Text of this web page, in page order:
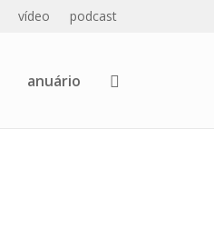
vídeo podcast
anuário